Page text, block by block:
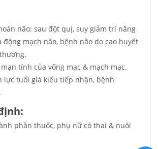
não: sau đột quị, suy giảm trí năng
động mạch não, bệnh não do cao huyết
tính của võng mạc & mạch mạc.
lực tuổi già kiểu tiếp nhận, bệnh
phần thuốc, phụ nữ có thai & nuôi